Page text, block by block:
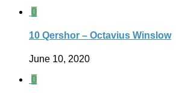
0
10 Qershor – Octavius Winslow
June 10, 2020
0